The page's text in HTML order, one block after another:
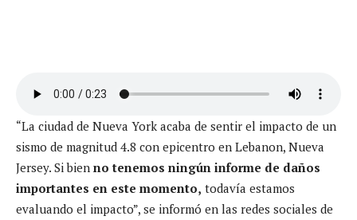
“La ciudad de Nueva York acaba de sentir el impacto de un
sismo de magnitud 4.8 con epicentro en Lebanon, Nueva
Jersey. Si bien no tenemos ningún informe de daños
importantes en este momento, todavía estamos
evaluando el impacto”, se informó en las redes sociales de